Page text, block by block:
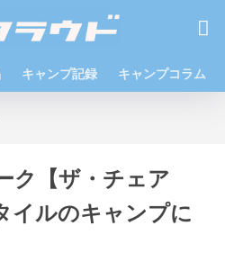
キャンプ記録 キャンプコラム
ク【ザ・チェア
イルのキャンプに